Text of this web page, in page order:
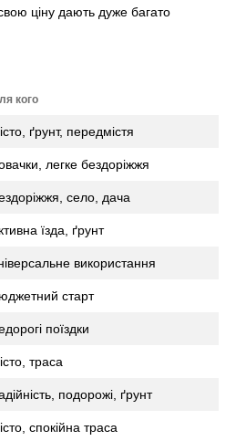
свою ціну дають дуже багато
кого
ґрунт, передмістя
легке бездоріжжя
село, дача
їзда, ґрунт
використання
старт
поїздки
траса
подорожі, ґрунт
спокійна траса